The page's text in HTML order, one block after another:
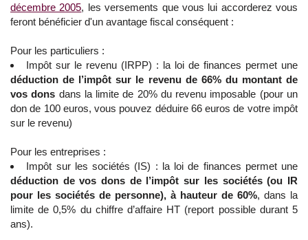
décembre 2005, les versements que vous lui accorderez vous
feront bénéficier d'un avantage fiscal conséquent :
Pour les particuliers :
Impôt sur le revenu (IRPP) : la loi de finances permet une
déduction de l’impôt sur le revenu de 66% du montant de
vos dons dans la limite de 20% du revenu imposable (pour un
don de 100 euros, vous pouvez déduire 66 euros de votre impôt
sur le revenu)
Pour les entreprises :
Impôt sur les sociétés (IS) : la loi de finances permet une
déduction de vos dons de l’impôt sur les sociétés (ou IR
pour les sociétés de personne), à hauteur de 60%, dans la
limite de 0,5% du chiffre d’affaire HT (report possible durant 5
ans).